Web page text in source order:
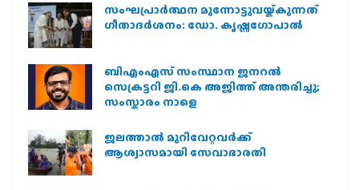
സംഘപ്രാര്‍ത്ഥന മുന്നോട്ടുവയ്ക്കുന്നത്
ഗീതാദര്‍ശനം: ഡോ. കൃഷ്ണഗോപാല്‍
ബിഎംഎസ് സംസ്ഥാന ജനറൽ
സെക്രട്ടറി ജി.കെ അജിത്ത് അന്തരിച്ചു;
സംസ്കാരം നാളെ
ജലത്താല്‍ മുറിവേറ്റവര്‍ക്ക്
ആശ്വാസമായി സേവാഭാരതി